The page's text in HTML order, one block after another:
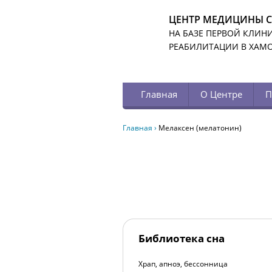
ЦЕНТР МЕДИЦИНЫ
НА БАЗЕ ПЕРВОЙ
РЕАБИЛИТАЦИИ В
Главная О Центре
Главная › Мелаксен (мелатонин)
Библиотека сна
Храп, апноэ, бессонница